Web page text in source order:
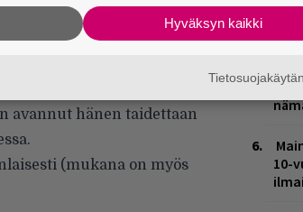
merkittävä inspiraation
vaikutuksen Flow-
tuntui osuvan
avannut hänen taidettaan
(mukana on myös
10-
Hyväksyn kaikki